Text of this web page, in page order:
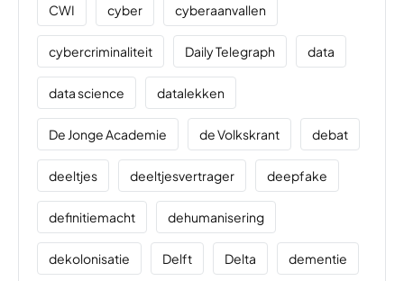
CWI cyber cyberaanvallen
cybercriminaliteit Daily Telegraph data
data science datalekken
De Jonge Academie de Volkskrant debat
deeltjes deeltjesvertrager deepfake
definitiemacht dehumanisering
dekolonisatie Delft Delta dementie